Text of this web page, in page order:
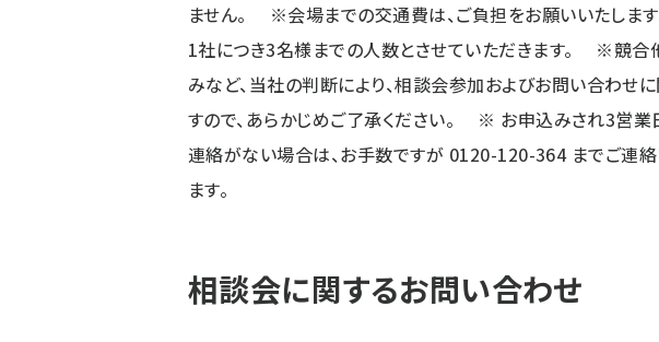
ません。 ※会場までの交通費は、ご負担をお願いいたしま
1社につき3名様までの人数とさせていただきます。 ※競
みなど、当社の判断により、相談会参加およびお問い合わせ
すので、あらかじめご了承ください。 ※ お申込みされ3営業
連絡がない場合は、お手数ですが 0120-120-364 までご連絡
ます。
相談会に関するお問い合わせ